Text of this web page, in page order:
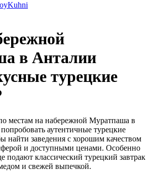
в Анталии
турецкие
местам на набережной Муратпаша в
аутентичные турецкие
найти заведения с хорошим качеством
и доступными ценами. Особенно
подают классический турецкий завтрак
и свежей выпечкой.